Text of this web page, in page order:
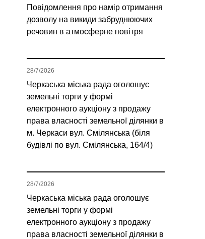
Повідомлення про намір отримання
дозволу на викиди забруднюючих
речовин в атмосферне повітря
Черкаська міська рада оголошує
земельні торги у формі
електронного аукціону з продажу
права власності земельної ділянки в
м. Черкаси вул. Смілянська (біля
будівлі по вул. Смілянська, 164/4)
28/7/2026
Черкаська міська рада оголошує
земельні торги у формі
електронного аукціону з продажу
права власності земельної ділянки в
28/7/2026